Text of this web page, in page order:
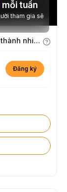
mỗi tuần
Kiếm Điểm kinh nghiệm bằng cách hoàn thành nhiệm vụ
Đăng ký